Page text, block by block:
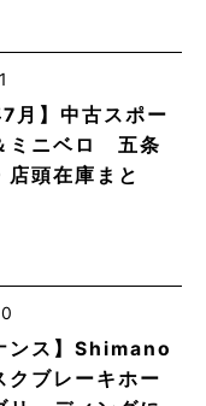
月】中古スポー
ミニベロ 五条
店頭在庫まと
ンス】Shimano
クブレーキホー